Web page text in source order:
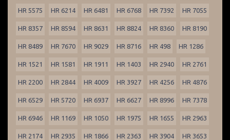
HR 5575 HR 6214 HR 6481 HR 6768 HR 7392 HR 7055
HR 8357 HR 8594 HR 8631 HR 8824 HR 8360 HR 8190
HR 8489 HR 7670 HR 9029 HR 8716 HR 498 HR 1286
HR 1521 HR 1581 HR 1911 HR 1403 HR 2940 HR 2761
HR 2200 HR 2844 HR 4009 HR 3927 HR 4256 HR 4876
HR 6529 HR 5720 HR 6937 HR 6627 HR 8996 HR 7378
HR 6946 HR 1169 HR 1050 HR 1975 HR 1655 HR 2963
HR 2174 HR 2935 HR 1866 HR 2363 HR 3904 HR 3653